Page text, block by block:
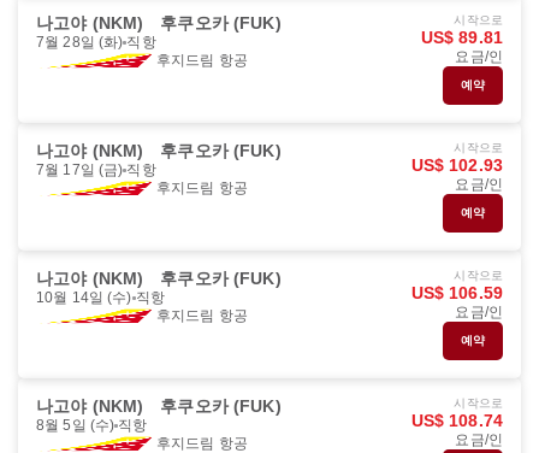
나고야 (NKM) 후쿠오카 (FUK)
7월 28일 (화) 직항
후지드림 항공
시작으로
US$ 89.81
요금/인
예약
나고야 (NKM) 후쿠오카 (FUK)
7월 17일 (금) 직항
후지드림 항공
시작으로
US$ 102.93
요금/인
예약
나고야 (NKM) 후쿠오카 (FUK)
10월 14일 (수) 직항
후지드림 항공
시작으로
US$ 106.59
요금/인
예약
나고야 (NKM) 후쿠오카 (FUK)
8월 5일 (수) 직항
후지드림 항공
시작으로
US$ 108.74
요금/인